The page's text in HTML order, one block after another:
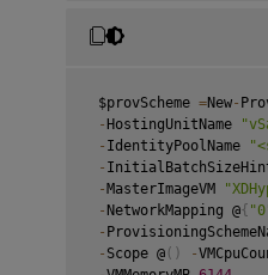
$provScheme =New-
-HostingUnitName
- IdentityPoolName
-
-MasterImageVM
- NetworkMapping @{
-
- Scope @ ( ) -